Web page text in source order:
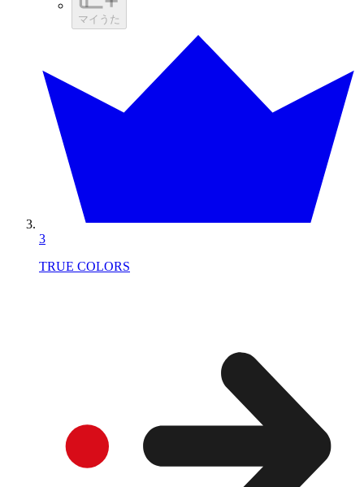
マイうた
3
TRUE COLORS